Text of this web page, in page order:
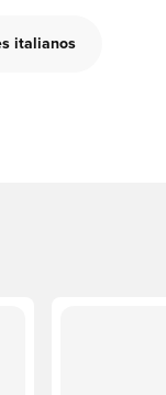
italianos